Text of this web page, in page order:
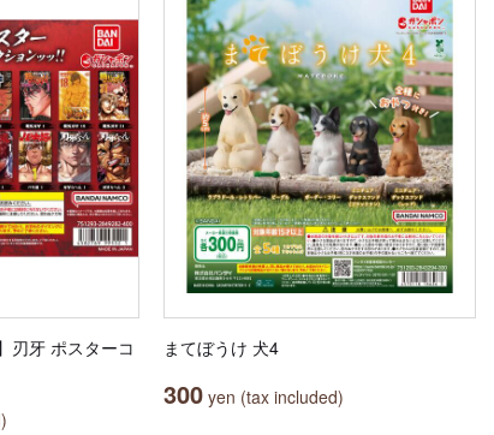
刃牙 ポスターコ
まてぼうけ 犬4
300 yen (tax included)